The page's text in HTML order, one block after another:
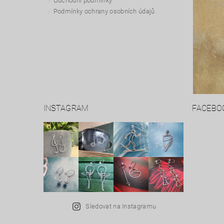
Podmínky ochrany osobních údajů
INSTAGRAM
Sledovat na Instagramu